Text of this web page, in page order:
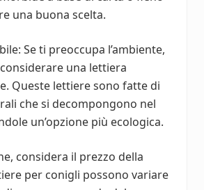
una buona scelta.
Se ti preoccupa l’ambiente,
una lettiera
Queste lettiere sono fatte di
che si decompongono nel
un’opzione più ecologica.
considera il prezzo della
per conigli possono variare